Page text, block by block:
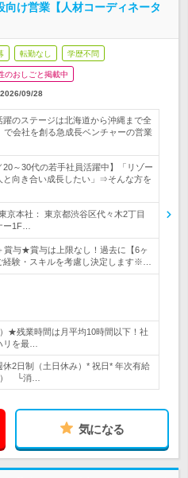
け営業【人材コーディネータ
転勤なし 学歴不問
のおしごと掲載中
2026/09/28
躍のステージは北海道から沖縄まで全
会社を創る急成長ベンチャーの営業
20～30代の若手社員活躍中】「リゾー
と向き合い成長したい」⇒そんな方を
京本社： 東京都渋谷区代々木2丁目
1F…
賞与★賞与は上限なし！過去に【6ヶ
験・スキルを考慮し決定します※…
★残業時間は月平均10時間以下！社
リを最…
休2日制（土日休み）* 祝日* 年次有給
） └消…
気になる